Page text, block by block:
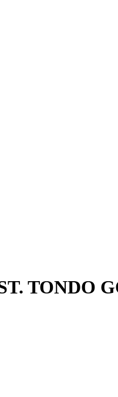
TONDO